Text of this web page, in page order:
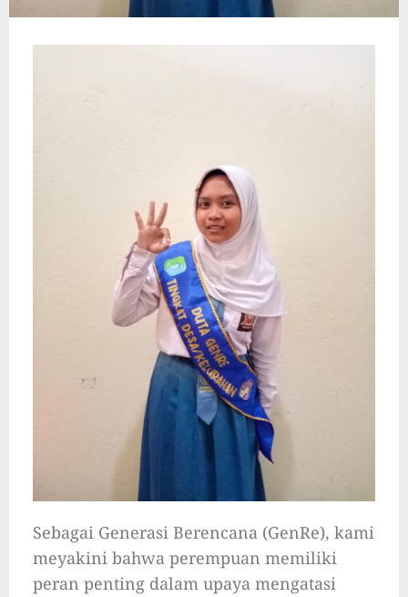
Sebagai Generasi Berencana (GenRe), kami
meyakini bahwa perempuan memiliki
peran penting dalam upaya mengatasi